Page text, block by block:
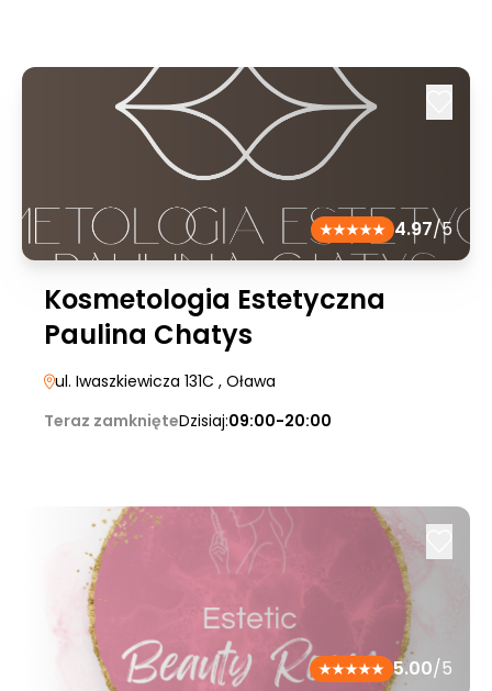
4.97/5
Kosmetologia Estetyczna
Paulina Chatys
ul. Iwaszkiewicza 131C , Oława
Teraz zamknięteDzisiaj:09:00-20:00
5.00/5